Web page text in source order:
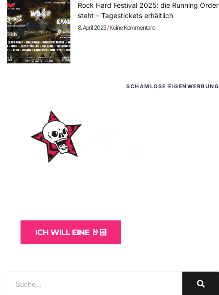
Rock Hard Festival 2025: die Running Order
steht – Tagestickets erhältlich
8. April 2025 Keine Kommentare
SCHAMLOSE EIGENWERBUNG
ICH WILL EINE 🤘🏻